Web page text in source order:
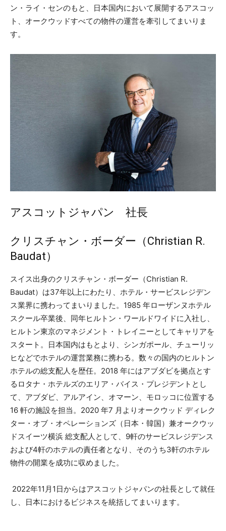
ン・ライ・センのもと、日本国内において展開するアスコッ
ト、オークウッドすべての物件の運営を牽引してまいりま
す。
アスコットジャパン 社長
クリスチャン・ボーダー（Christian R.
Baudat）
スイス出身のクリスチャン・ボーダー（Christian R.
Baudat）は37年以上にわたり、ホテル・サービスレジデン
ス業界に携わってまいりました。1985 年ローザンヌホテル
スクール卒業後、同年ヒルトン・ワールドワイドに入社し、
ヒルトン東京のマネジメント・トレイニーとしてキャリアを
スタート。日本国内はもとより、シンガポール、チューリッ
ヒなどでホテルの運営業務に携わる。数々の国内のヒルトン
ホテルの総支配人を歴任。2018 年にはアブダビを拠点とす
るロタナ・ホテルズのエリア・バイス・プレジデントとし
て、アブダビ、アルアイン、オマーン、モロッコに位置する
16 軒の施設を担当。2020 年7 月よりオークウッド ディレク
ター・オブ・オペレーションズ（日本・韓国）兼オークウッ
ドスイーツ横浜 総支配人として、9軒のサービスレジデンス
および4軒のホテルの責任者となり、そのうち3軒のホテル
物件の開業を成功に収めました。
2022年11月1日からはアスコットジャパンの社長として就任
し、日本におけるビジネスを統括してまいります。